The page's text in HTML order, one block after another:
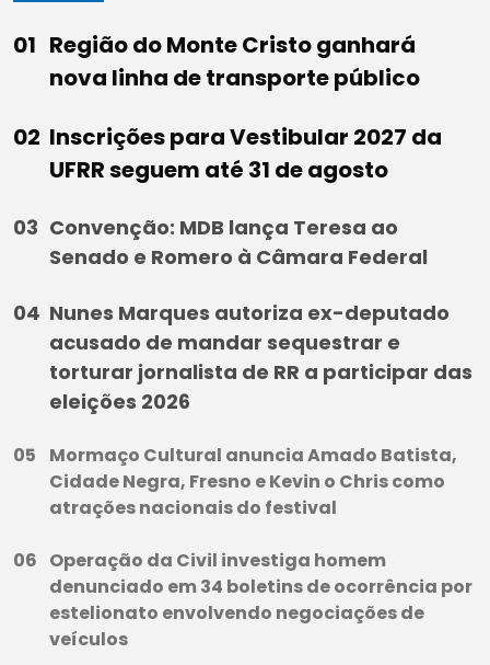
Região do Monte Cristo ganhará
nova linha de transporte público
Inscrições para Vestibular 2027 da
UFRR seguem até 31 de agosto
Convenção: MDB lança Teresa ao
Senado e Romero à Câmara Federal
Nunes Marques autoriza ex-deputado
acusado de mandar sequestrar e
torturar jornalista de RR a participar das
eleições 2026
Mormaço Cultural anuncia Amado Batista,
Cidade Negra, Fresno e Kevin o Chris como
atrações nacionais do festival
Operação da Civil investiga homem
denunciado em 34 boletins de ocorrência por
estelionato envolvendo negociações de
veículos